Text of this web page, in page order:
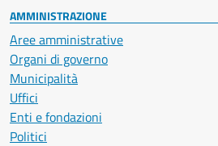
AMMINISTRAZIONE
Aree amministrative
Organi di governo
Municipalità
Uffici
Enti e fondazioni
Politici